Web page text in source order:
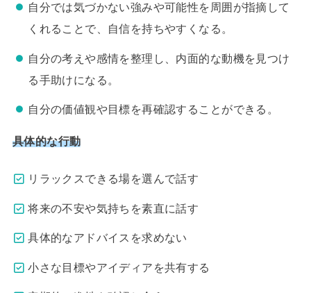
自分では気づかない強みや可能性を周囲が指摘して
くれることで、自信を持ちやすくなる。
自分の考えや感情を整理し、内面的な動機を見つけ
る手助けになる。
自分の価値観や目標を再確認することができる。
具体的な行動
リラックスできる場を選んで話す
将来の不安や気持ちを素直に話す
具体的なアドバイスを求めない
小さな目標やアイディアを共有する